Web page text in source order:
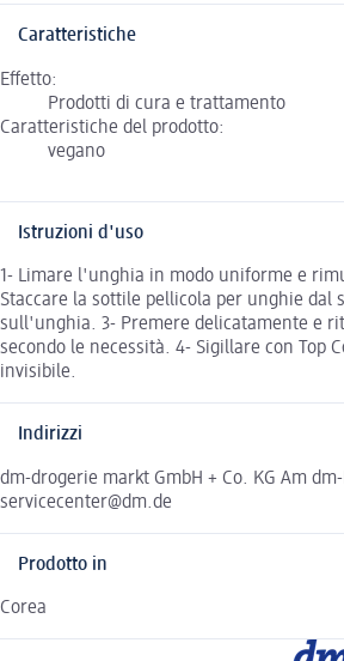
Caratteristiche
Effetto:
Prodotti di cura e trattamento
Caratteristiche del prodotto:
vegano
Istruzioni d'uso
1- Limare l'unghia in modo uniforme e
Staccare la sottile pellicola per unghie dal
sull'unghia. 3- Premere delicatamente e
secondo le necessità. 4- Sigillare con Top
invisibile.
Indirizzi
dm-drogerie markt GmbH + Co. KG Am
servicecenter@dm.de
Prodotto in
Corea